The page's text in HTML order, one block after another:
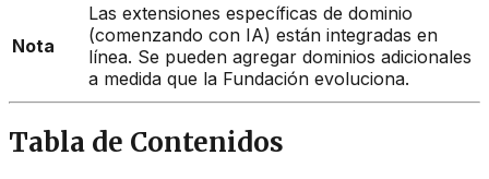
Nota
Las extensiones específicas de dominio
(comenzando con IA) están integradas en
línea. Se pueden agregar dominios adicionales
a medida que la Fundación evoluciona.
Tabla de Contenidos